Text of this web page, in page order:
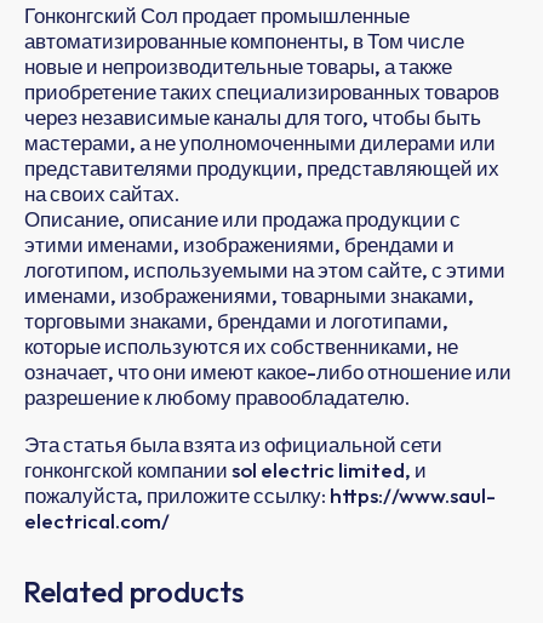
Гонконгский Сол продает промышленные
автоматизированные компоненты, в Том числе
новые и непроизводительные товары, а также
приобретение таких специализированных товаров
через независимые каналы для того, чтобы быть
мастерами, а не уполномоченными дилерами или
представителями продукции, представляющей их
на своих сайтах.
Описание, описание или продажа продукции с
этими именами, изображениями, брендами и
логотипом, используемыми на этом сайте, с этими
именами, изображениями, товарными знаками,
торговыми знаками, брендами и логотипами,
которые используются их собственниками, не
означает, что они имеют какое-либо отношение или
разрешение к любому правообладателю.
Эта статья была взята из официальной сети
гонконгской компании sol electric limited, и
пожалуйста, приложите ссылку: https://www.saul-
electrical.com/
Related products